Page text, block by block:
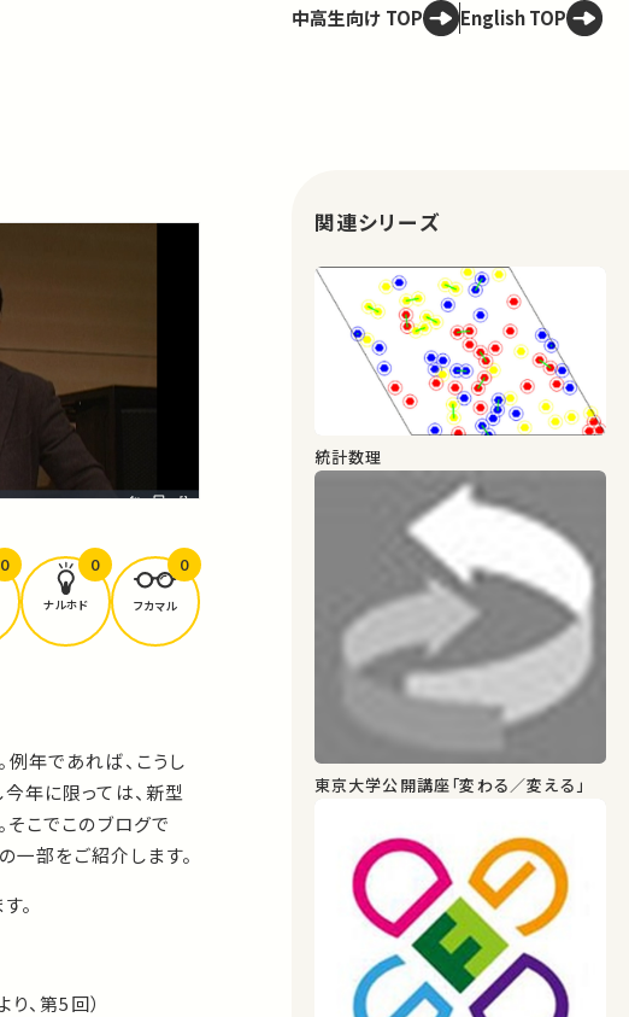
中高生向け TOP English TOP
0
ナルホド
0
フカマル
0
年であれば、こうし
年に限っては、新型
そこでこのブログで
部をご紹介します。
。
、第5回）
関連シリーズ
統計数理
東京大学公開講座「変わる／変える」